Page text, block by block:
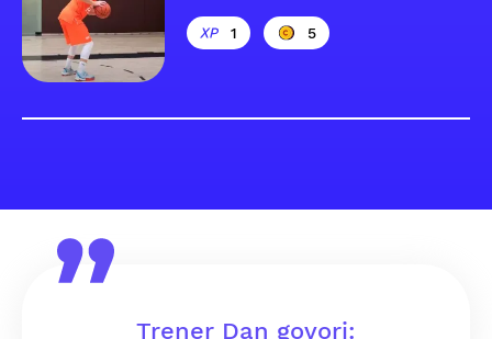
1 5
Trener Dan govori: